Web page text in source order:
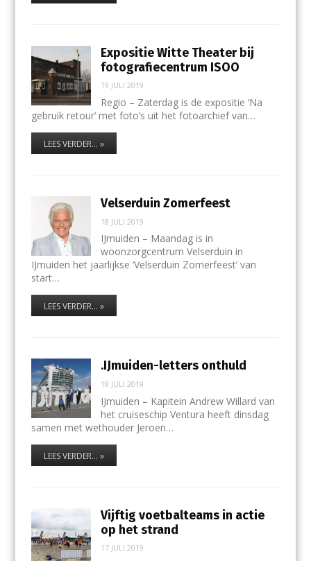
Expositie Witte Theater bij
fotografiecentrum ISOO
19 JULI 2019
Regio – Zaterdag is de expositie ‘Na
gebruik retour’ met foto’s uit het fotoarchief van…
LEES VERDER... »
Velserduin Zomerfeest
18 JULI 2019
IJmuiden – Maandag is in
woonzorgcentrum Velserduin in
IJmuiden het jaarlijkse ‘Velserduin Zomerfeest’ van
start…
LEES VERDER... »
.IJmuiden-letters onthuld
18 JULI 2019
IJmuiden – Kapitein Andrew Willard van
het cruiseschip Ventura heeft dinsdag
samen met wethouder Jeroen…
LEES VERDER... »
Vijftig voetbalteams in actie
op het strand
17 JULI 2019